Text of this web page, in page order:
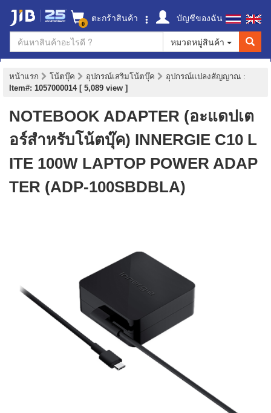
0 ตะกร้าสินค้า
บัญชีของฉัน
หมวดหมู่สินค้า
หน้าแรก โน้ตบุ๊ค อุปกรณ์เสริมโน้ตบุ๊ค อุปกรณ์แปลงสัญญาณ :
Item#: 1057000014 [ 5,089 view ]
NOTEBOOK ADAPTER (อะแดปเต
อร์สำหรับโน้ตบุ๊ค) INNERGIE C10 L
ITE 100W LAPTOP POWER ADAP
TER (ADP-100SBDBLA)